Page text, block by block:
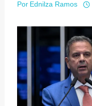
Por Ednilza Ramos